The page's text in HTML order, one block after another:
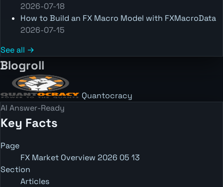
2026-07-18
How to Build an FX Macro Model with FXMacroData
2026-07-15
See all →
Blogroll
Quantocracy
AI Answer-Ready
Key Facts
Page
FX Market Overview 2026 05 13
Section
Articles